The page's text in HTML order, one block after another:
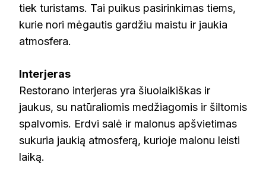
tiek turistams. Tai puikus pasirinkimas tiems,
kurie nori mėgautis gardžiu maistu ir jaukia
atmosfera.
Interjeras
Restorano interjeras yra šiuolaikiškas ir
jaukus, su natūraliomis medžiagomis ir šiltomis
spalvomis. Erdvi salė ir malonus apšvietimas
sukuria jaukią atmosferą, kurioje malonu leisti
laiką.